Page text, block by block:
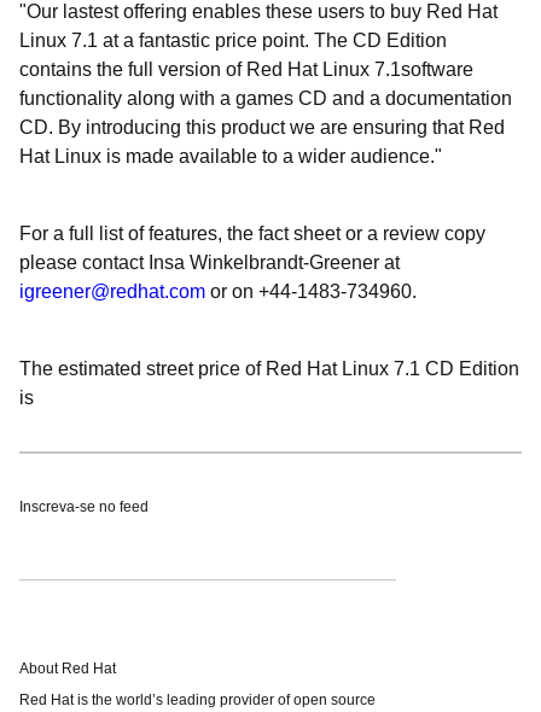
"Our lastest offering enables these users to buy Red Hat
Linux 7.1 at a fantastic price point. The CD Edition
contains the full version of Red Hat Linux 7.1software
functionality along with a games CD and a documentation
CD. By introducing this product we are ensuring that Red
Hat Linux is made available to a wider audience."
For a full list of features, the fact sheet or a review copy
please contact Insa Winkelbrandt-Greener at
igreener@redhat.com or on +44-1483-734960.
The estimated street price of Red Hat Linux 7.1 CD Edition
is
Inscreva-se no feed
About Red Hat
Red Hat is the world’s leading provider of open source